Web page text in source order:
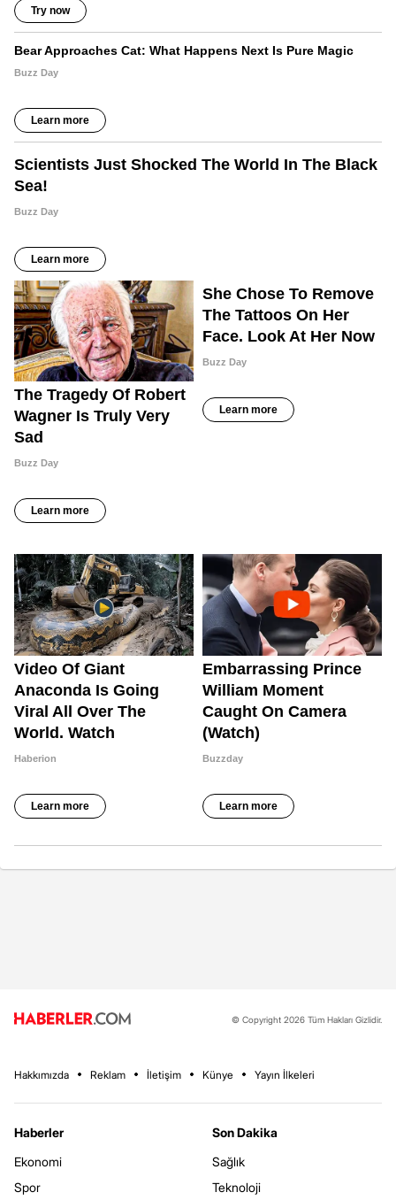
© Copyright 2026 Tüm Hakları Gizlidir.
Hakkımızda Reklam İletişim Künye Yayın İlkeleri
Haberler
Ekonomi
Spor
Son Dakika
Sağlık
Teknoloji